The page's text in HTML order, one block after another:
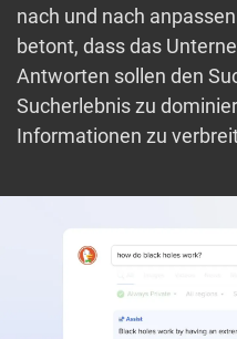
nach und nach
betont, dass das
Antworten sollen den
Sucherlebnis zu
Informationen zu